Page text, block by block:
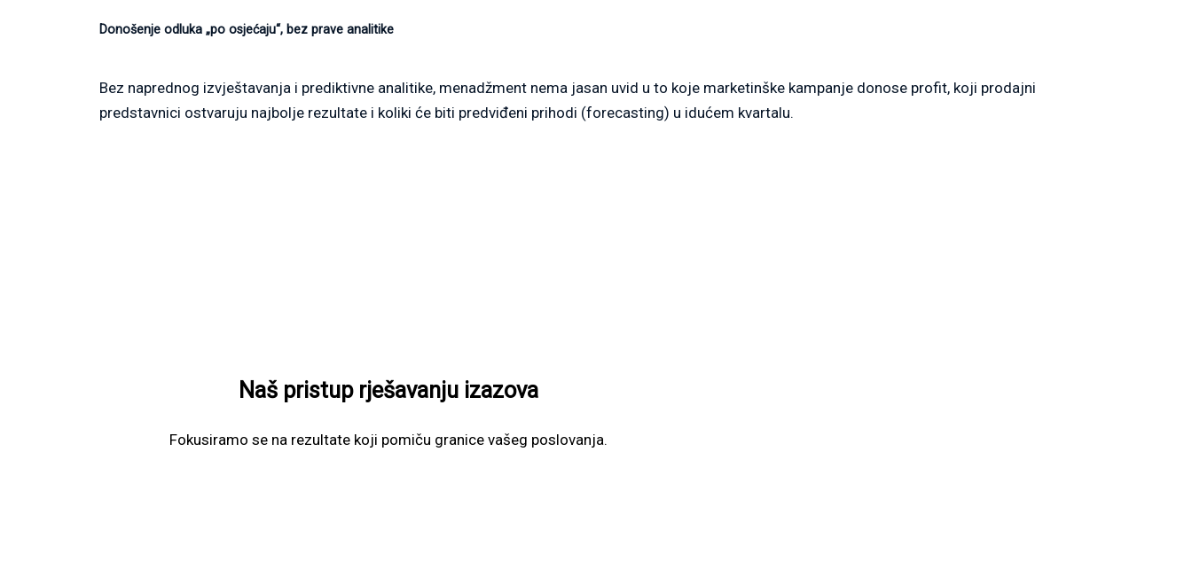
Donošenje odluka „po osjećaju“, bez prave analitike
Bez naprednog izvještavanja i prediktivne analitike, menadžment nema jasan uvid u to koje marketinške kampanje donose profit, koji prodajni
predstavnici ostvaruju najbolje rezultate i koliki će biti predviđeni prihodi (forecasting) u idućem kvartalu.
Naš pristup rješavanju izazova
Fokusiramo se na rezultate koji pomiču granice vašeg poslovanja.